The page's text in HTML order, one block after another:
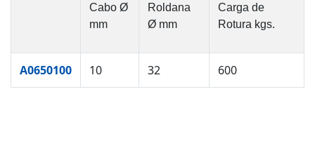
Cabo Ø
mm
Roldana
Ø mm
Carga de
Rotura kgs.
A0650100 10 32 600